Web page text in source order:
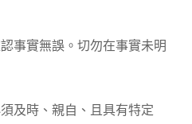
事實無誤。切勿在事實未明
及時、親自、且具有特定